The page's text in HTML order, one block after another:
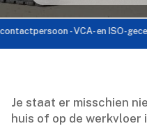
- VCA- en ISO-
Je staat er misschien
huis of op de werkvloer